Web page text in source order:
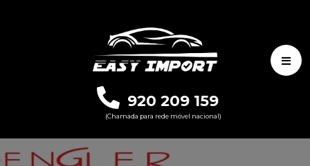
920 209 159
(Chamada para rede móvel nacional)